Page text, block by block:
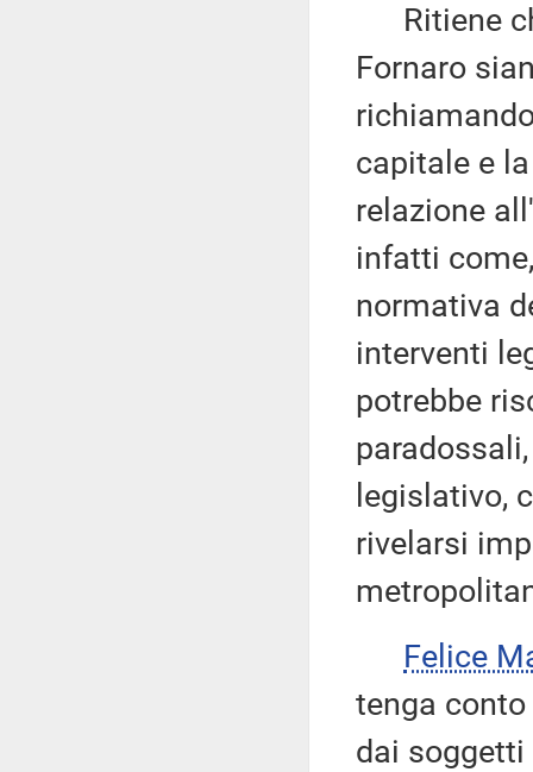
Ritiene
Fornaro
capitale e
relazione
infatti
normativa
interventi
potrebbe
legislativo,
rivelarsi
Felice
tenga
dai soggetti